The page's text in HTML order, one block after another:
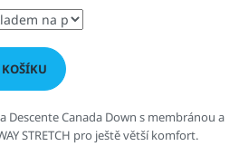
Descente Canada Down s membránou a
STRETCH pro ještě větší komfort.